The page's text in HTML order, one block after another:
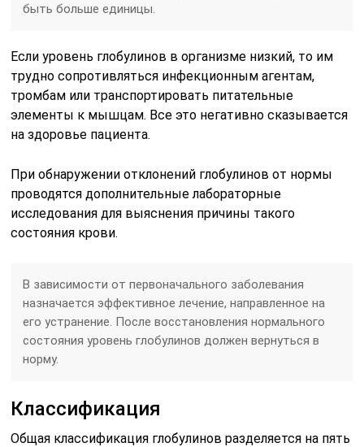
быть больше единицы.
Если уровень глобулинов в организме низкий, то им
трудно сопротивляться инфекционным агентам,
тромбам или транспортировать питательные
элементы к мышцам. Все это негативно сказывается
на здоровье пациента.
При обнаружении отклонений глобулинов от нормы
проводятся дополнительные лабораторные
исследования для выяснения причины такого
состояния крови.
В зависимости от первоначального заболевания
назначается эффективное лечение, направленное на
его устранение. После восстановления нормального
состояния уровень глобулинов должен вернуться в
норму.
Классификация
Общая классификация глобулинов разделяется на пять